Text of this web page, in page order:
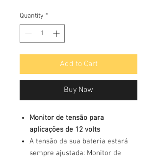
Quantity *
Add to Cart
Buy Now
Monitor de tensão para
aplicações de 12 volts
A tensão da sua bateria estará
sempre ajustada: Monitor de